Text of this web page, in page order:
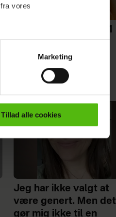
vores
indhold til dig.
Vi indsamler data
Marketing
Tillad alle cookies
Husker du? Her er 21
fantastiske danske
børnefilm
Jeg har ikke valgt at
være genert. Men det
gør mig ikke til en